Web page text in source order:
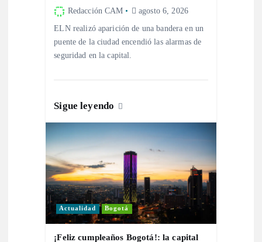
Redacción CAM agosto 6, 2026
ELN realizó aparición de una bandera en un
puente de la ciudad encendió las alarmas de
seguridad en la capital.
Sigue leyendo
Actualidad Bogotá
¡Feliz cumpleaños Bogotá!: la capital